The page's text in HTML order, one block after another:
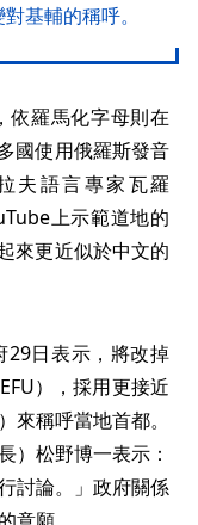
基輔的稱呼。
依羅馬化字母則在
國使用俄羅斯發音
夫語言專家瓦羅
上示範道地的
來更近似於中文的
29日表示，將改掉
），採用更接近
稱呼當地首都。
）松野博一表示：
討論。」政府關係